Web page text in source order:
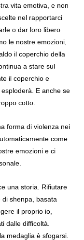
vita emotiva, e non
nel rapportarci
o dar loro libero
le nostre emozioni,
il coperchio della
a stare sul
il coperchio e
E anche se
cotto.
forma di violenza nei
come
emozioni e ci
una storia. Rifiutare
di shenpa, basata
il proprio io,
dalle difficoltà.
medaglia è sfogarsi.